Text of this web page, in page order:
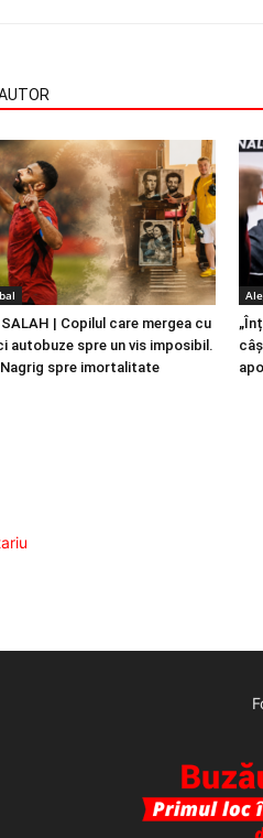
SALAH | Copilul care mergea cu
autobuze spre un vis imposibil.
Nagrig spre imortalitate